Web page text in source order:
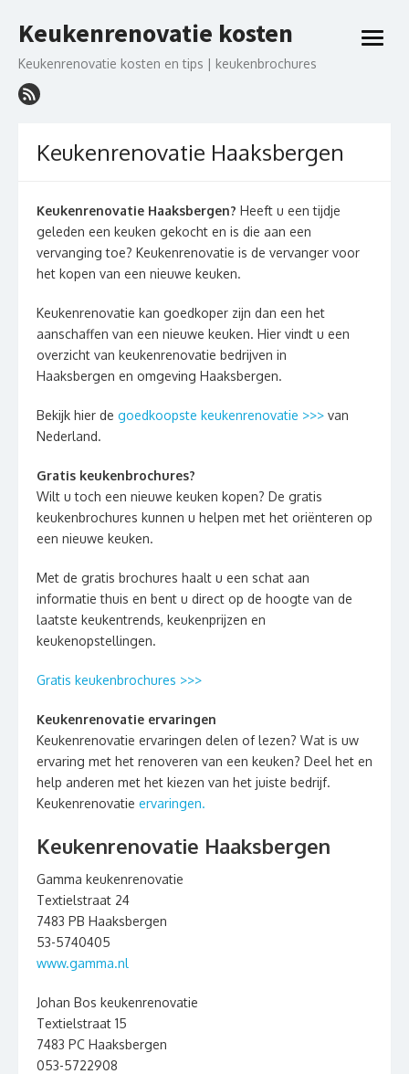
naar
inhoud
Keukenrenovatie kosten
Keukenrenovatie kosten en tips | keukenbrochures
open
Keukenrenovatie Haaksbergen
Keukenrenovatie Haaksbergen? Heeft u een tijdje
geleden een keuken gekocht en is die aan een
vervanging toe? Keukenrenovatie is de vervanger voor
het kopen van een nieuwe keuken.
Keukenrenovatie kan goedkoper zijn dan een het
aanschaffen van een nieuwe keuken. Hier vindt u een
overzicht van keukenrenovatie bedrijven in
Haaksbergen en omgeving Haaksbergen.
Bekijk hier de goedkoopste keukenrenovatie >>> van
Nederland.
Gratis keukenbrochures?
Wilt u toch een nieuwe keuken kopen? De gratis
keukenbrochures kunnen u helpen met het oriënteren op
een nieuwe keuken.
Met de gratis brochures haalt u een schat aan
informatie thuis en bent u direct op de hoogte van de
laatste keukentrends, keukenprijzen en
keukenopstellingen.
Gratis keukenbrochures >>>
Keukenrenovatie ervaringen
Keukenrenovatie ervaringen delen of lezen? Wat is uw
ervaring met het renoveren van een keuken? Deel het en
help anderen met het kiezen van het juiste bedrijf.
Keukenrenovatie ervaringen.
Keukenrenovatie Haaksbergen
Gamma keukenrenovatie
Textielstraat 24
7483 PB Haaksbergen
53-5740405
www.gamma.nl
Johan Bos keukenrenovatie
Textielstraat 15
7483 PC Haaksbergen
053-5722908